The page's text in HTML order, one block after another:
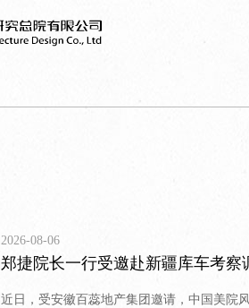
2026-08-06
郑捷院长一行受邀赴新疆库车考察
近日，受安徽百蕊地产集团邀请，中国美院